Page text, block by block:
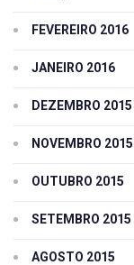
FEVEREIRO 2016
JANEIRO 2016
DEZEMBRO 2015
NOVEMBRO 2015
OUTUBRO 2015
SETEMBRO 2015
AGOSTO 2015